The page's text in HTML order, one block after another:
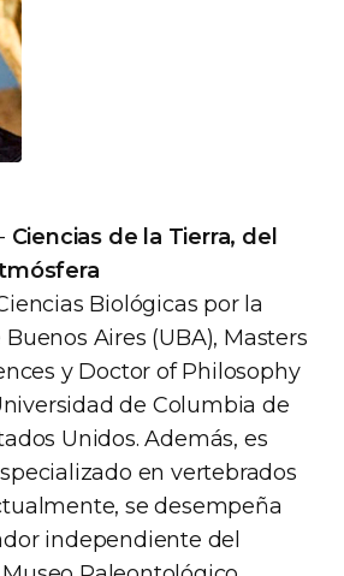
- Ciencias de la Tierra, del
Biológicas por la
Aires (UBA), Masters
y Doctor of Philosophy
de Columbia de
Unidos. Además, es
en vertebrados
se desempeña
independiente del